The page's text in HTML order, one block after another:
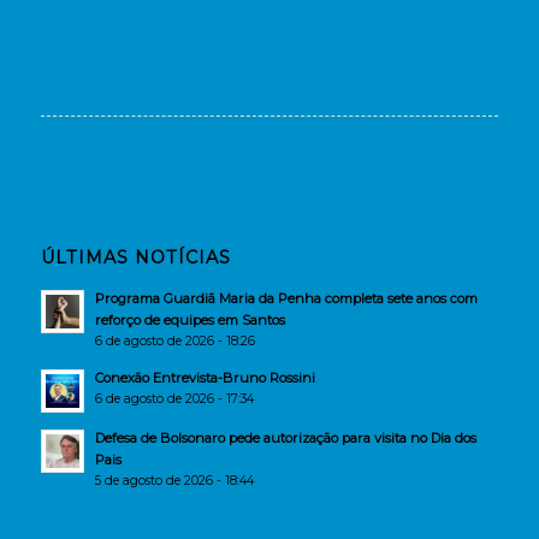
ÚLTIMAS NOTÍCIAS
Programa Guardiã Maria da Penha completa sete anos com
reforço de equipes em Santos
6 de agosto de 2026 - 18:26
Conexão Entrevista-Bruno Rossini
6 de agosto de 2026 - 17:34
Defesa de Bolsonaro pede autorização para visita no Dia dos
Pais
5 de agosto de 2026 - 18:44